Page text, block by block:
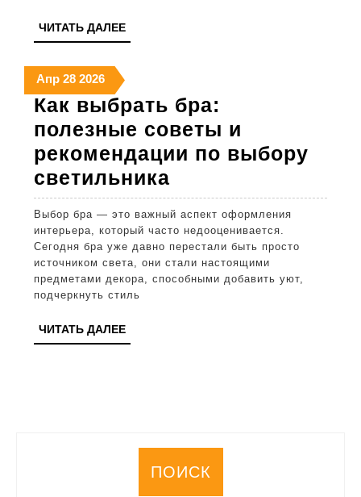
элементы
для
успеха
ЧИТАТЬ ДАЛЕЕЧИТАТЬ
ДАЛЕЕ
Апр28
апреля
2026
2828
апреля
2026
202628
апреля
2026
Как выбрать бра:
полезные советы и
рекомендации по выбору
светильника
выбрать
бра:
полезные
советы
Выбор бра — это важный аспект оформления
интерьера, который часто недооценивается.
Сегодня бра уже давно перестали быть просто
источником света, они стали настоящими
предметами декора, способными добавить уют,
подчеркнуть стиль
ЧИТАТЬ ДАЛЕЕЧИТАТЬ
ДАЛЕЕ
ПОИСК